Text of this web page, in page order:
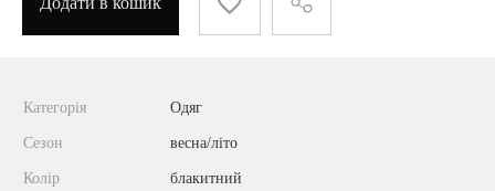
Категорія Одяг
Сезон весна/літо
Колір блакитний